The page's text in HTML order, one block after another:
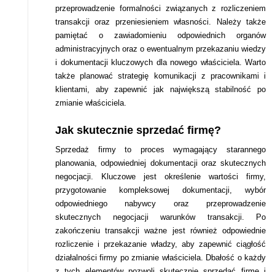
przeprowadzenie formalności związanych z rozliczeniem
transakcji oraz przeniesieniem własności. Należy także
pamiętać o zawiadomieniu odpowiednich organów
administracyjnych oraz o ewentualnym przekazaniu wiedzy
i dokumentacji kluczowych dla nowego właściciela. Warto
także planować strategię komunikacji z pracownikami i
klientami, aby zapewnić jak największą stabilność po
zmianie właściciela.
Jak skutecznie sprzedać firmę?
Sprzedaż firmy to proces wymagający starannego
planowania, odpowiedniej dokumentacji oraz skutecznych
negocjacji. Kluczowe jest określenie wartości firmy,
przygotowanie kompleksowej dokumentacji, wybór
odpowiedniego nabywcy oraz przeprowadzenie
skutecznych negocjacji warunków transakcji. Po
zakończeniu transakcji ważne jest również odpowiednie
rozliczenie i przekazanie władzy, aby zapewnić ciągłość
działalności firmy po zmianie właściciela. Dbałość o każdy